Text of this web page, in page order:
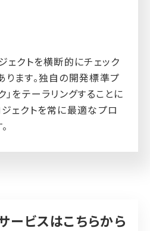
ェクトを横断的にチェック
ます。独自の開発標準プ
」をテーラリングすることに
ェクトを常に最適なプロ
ービスはこちらから